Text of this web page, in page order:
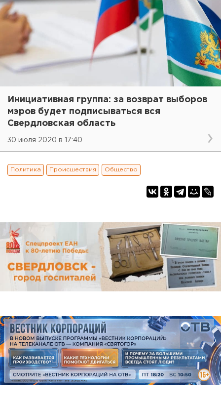
Инициативная группа: за возврат выборов
мэров будет подписываться вся
Свердловская область
30 июля 2020 в 17:40
Политика Происшествия Общество